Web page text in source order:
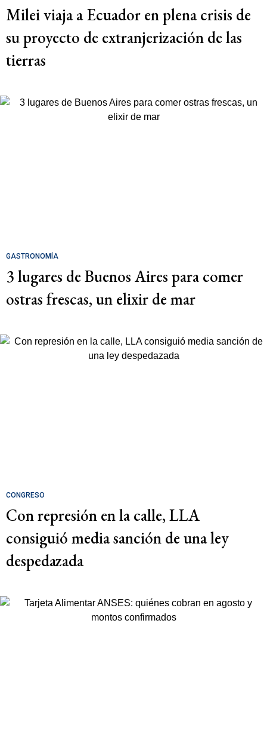
Milei viaja a Ecuador en plena crisis de
su proyecto de extranjerización de las
tierras
GASTRONOMÍA
3 lugares de Buenos Aires para comer
ostras frescas, un elixir de mar
CONGRESO
Con represión en la calle, LLA
consiguió media sanción de una ley
despedazada